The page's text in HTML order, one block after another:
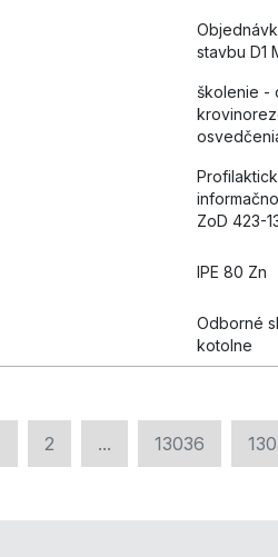
stavbu D1
školenie -
ZoD 423-
IPE 80 Zn
Odborné
kotolne
2 ... 13036